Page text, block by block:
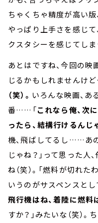
ちゃくちゃ精度が高い版
やっぱり上手さを感じて
クスタシーを感じてしま
あとはですね、今回の映
じるかもしれませんけ
（笑）。 いろんな映画、あ
番……「これなら俺、次
ったら、結構行けるんじ
機、飛ばしてるし……あ
じゃね？」って思った人
ね（笑）。「燃料が切れた
いうのがサスペンスとし
飛行機はね、着陸に燃料
すか？」みたいな（笑）